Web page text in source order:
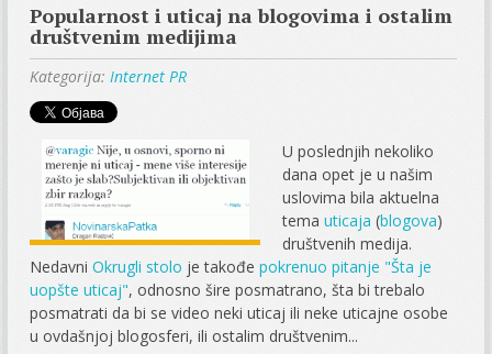
Popularnost i uticaj na blogovima i ostalim
društvenim medijima
Kategorija: Internet PR
U poslednjih nekoliko
dana opet je u našim
uslovima bila aktuelna
temauticaja (blogova)
društvenih medija.
NedavniOkrugli stolo je takođepokrenuo pitanje "Šta je
uopšte uticaj", odnosno šire posmatrano, šta bi trebalo
posmatrati da bi se video neki uticaj ili neke uticajne osobe
u ovdašnjoj blogosferi, ili ostalim društvenim...